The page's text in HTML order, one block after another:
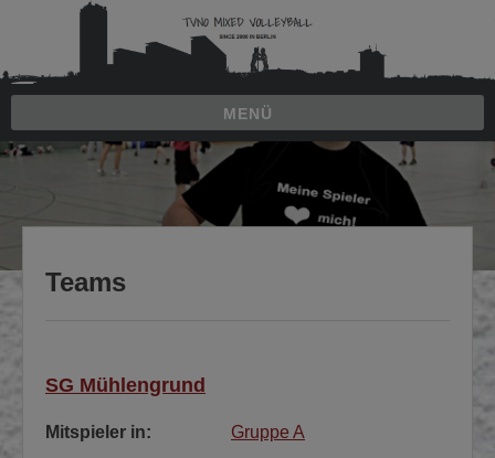
springen
MENÜ
Zum
Teams
SG Mühlengrund
Mitspieler in: Gruppe A